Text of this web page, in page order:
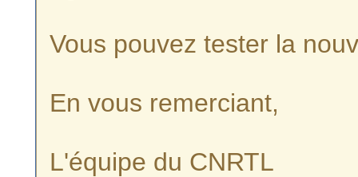
Vous pouvez tester la
En vous remerciant,
L'équipe du CNRTL